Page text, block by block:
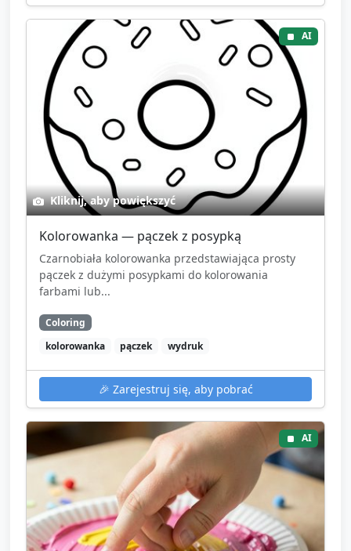
AI
Kliknij, aby powiększyć
Kolorowanka — pączek z posypką
Czarnobiała kolorowanka przedstawiająca prosty
pączek z dużymi posypkami do kolorowania
farbami lub...
Coloring
kolorowanka
pączek wydruk
🎉 Zarejestruj się, aby pobrać
AI